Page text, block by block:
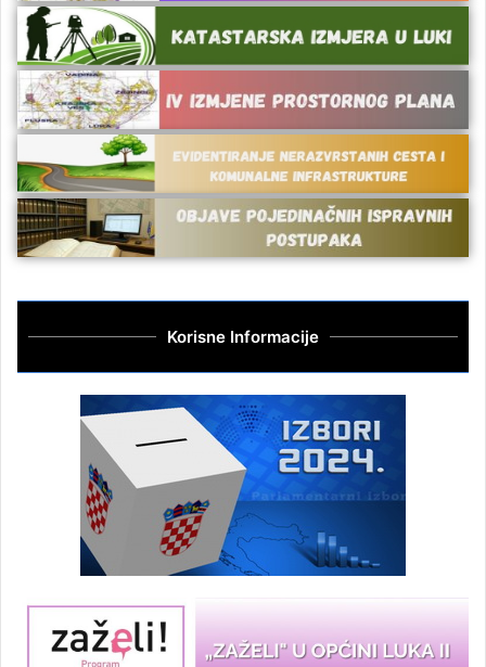
Korisne Informacije